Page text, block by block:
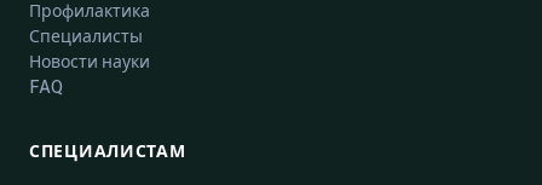
Профилактика
Специалисты
Новости науки
FAQ
СПЕЦИАЛИСТАМ